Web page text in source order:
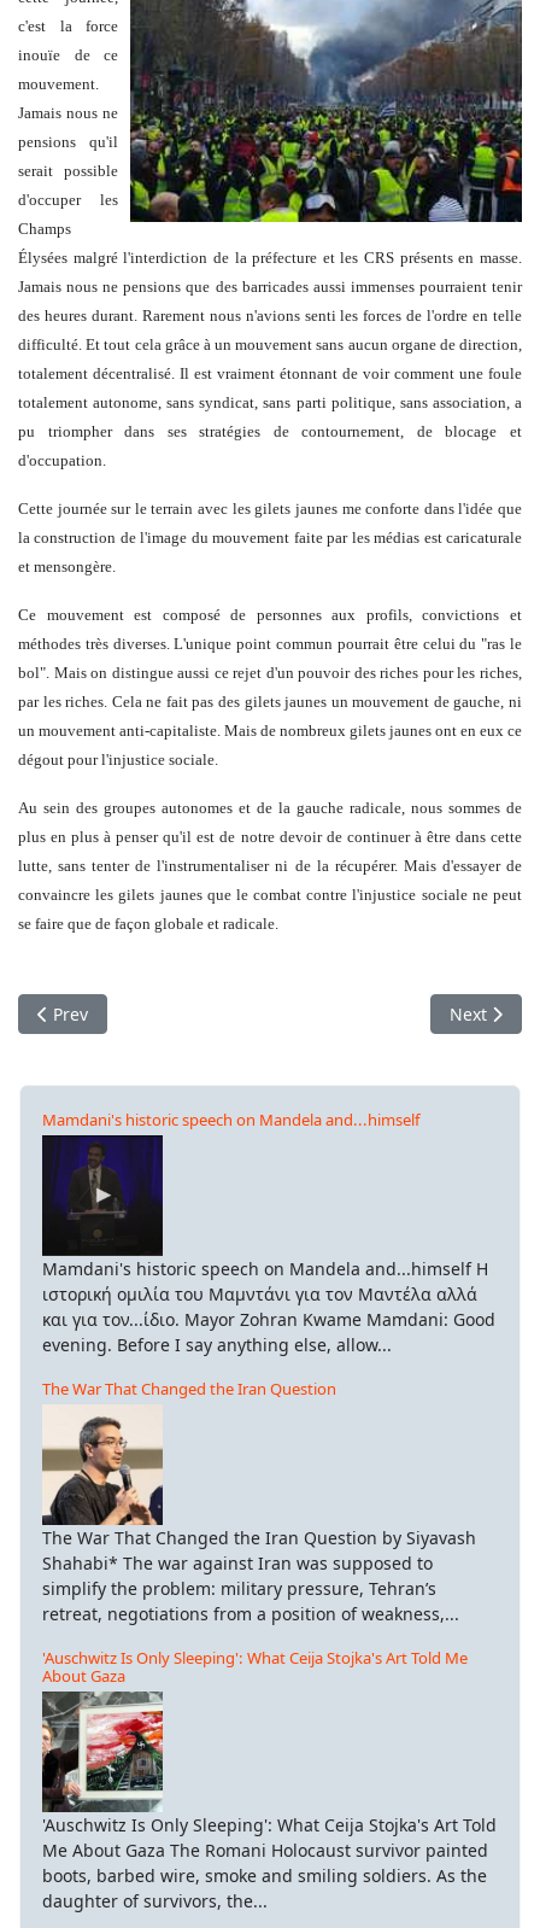
c'est la force
inouïe de ce
mouvement.
Jamais nous ne
pensions qu'il
serait possible
d'occuper les
Champs
Élysées malgré l'interdiction de la préfecture et les CRS présents en masse.
Jamais nous ne pensions que des barricades aussi immenses pourraient tenir
des heures durant. Rarement nous n'avions senti les forces de l'ordre en telle
difficulté. Et tout cela grâce à un mouvement sans aucun organe de direction,
totalement décentralisé. Il est vraiment étonnant de voir comment une foule
totalement autonome, sans syndicat, sans parti politique, sans association, a
pu triompher dans ses stratégies de contournement, de blocage et
d'occupation.
Cette journée sur le terrain avec les gilets jaunes me conforte dans l'idée que
la construction de l'image du mouvement faite par les médias est caricaturale
et mensongère.
Ce mouvement est composé de personnes aux profils, convictions et
méthodes très diverses. L'unique point commun pourrait être celui du "ras le
bol". Mais on distingue aussi ce rejet d'un pouvoir des riches pour les riches,
par les riches. Cela ne fait pas des gilets jaunes un mouvement de gauche, ni
un mouvement anti-capitaliste. Mais de nombreux gilets jaunes ont en eux ce
dégout pour l'injustice sociale.
Au sein des groupes autonomes et de la gauche radicale, nous sommes de
plus en plus à penser qu'il est de notre devoir de continuer à être dans cette
lutte, sans tenter de l'instrumentaliser ni de la récupérer. Mais d'essayer de
convaincre les gilets jaunes que le combat contre l'injustice sociale ne peut
se faire que de façon globale et radicale.
Previous article: Gilets jaunes : continuer la mobilisation
Prev Next
Next
Mamdani's historic speech on Mandela and...himself
Mamdani's historic speech on Mandela and...himself Η
ιστορική ομιλία του Μαμντάνι για τον Μαντέλα αλλά
και για τον...ίδιο. Mayor Zohran Kwame Mamdani: Good
evening. Before I say anything else, allow...
The War That Changed the Iran Question
The War That Changed the Iran Question by Siyavash
Shahabi* The war against Iran was supposed to
simplify the problem: military pressure, Tehran’s
retreat, negotiations from a position of weakness,...
'Auschwitz Is Only Sleeping': What Ceija Stojka's Art Told Me
About Gaza
'Auschwitz Is Only Sleeping': What Ceija Stojka's Art Told
Me About Gaza The Romani Holocaust survivor painted
boots, barbed wire, smoke and smiling soldiers. As the
daughter of survivors, the...